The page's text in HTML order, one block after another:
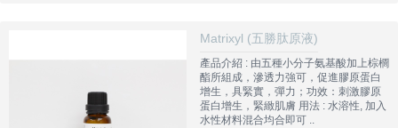
Matrixyl (五勝肽原液)
產品介紹 : 由五種小分子氨基酸加上棕櫚
酯所組成，滲透力強可，促進膠原蛋白
增生，具緊實，彈力；功效：刺激膠原
蛋白增生，緊緻肌膚 用法 : 水溶性, 加入
水性材料混合均合即可 ..